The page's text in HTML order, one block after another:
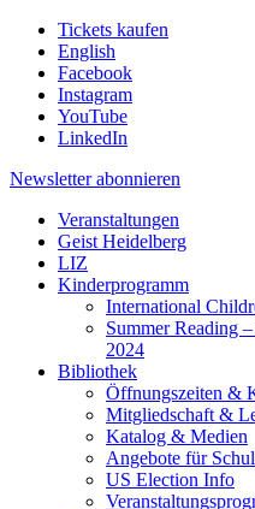
Tickets kaufen
English
Facebook
Instagram
YouTube
LinkedIn
Newsletter abonnieren
Veranstaltungen
Geist Heidelberg
LIZ
Kinderprogramm
International
Summer Reading
2024
Bibliothek
Öffnungszeiten &
Mitgliedschaft &
Katalog & Medien
Angebote für
US Election Info